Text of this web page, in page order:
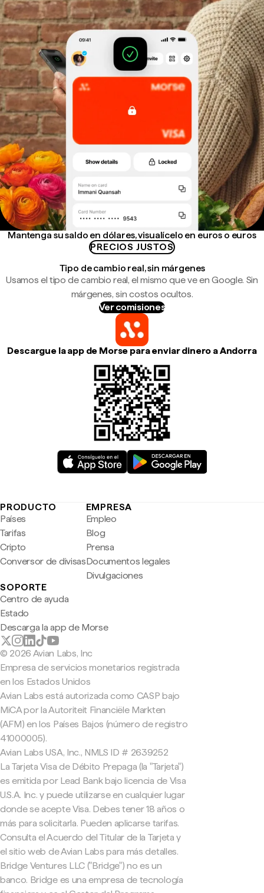
Mantenga su saldo en dólares, visualícelo en euros o euros
PRECIOS JUSTOS
Tipo de cambio real, sin márgenes
Usamos el tipo de cambio real, el mismo que ve en Google. Sin
márgenes, sin costos ocultos.
Ver comisiones
Descargue la app de Morse para enviar dinero a Andorra
PRODUCTO
Países
Tarifas
Cripto
Conversor de divisas
EMPRESA
Empleo
Blog
Prensa
Documentos legales
Divulgaciones
SOPORTE
Centro de ayuda
Estado
Descarga la app de Morse
© 2026 Avian Labs, Inc
Empresa de servicios monetarios registrada
en los Estados Unidos
Avian Labs está autorizada como CASP bajo
MiCA por la Autoriteit Financiële Markten
(AFM) en los Países Bajos (número de registro
41000005).
Avian Labs USA, Inc., NMLS ID # 2639252
La Tarjeta Visa de Débito Prepaga (la "Tarjeta")
es emitida por Lead Bank bajo licencia de Visa
U.S.A. Inc. y puede utilizarse en cualquier lugar
donde se acepte Visa. Debes tener 18 años o
más para solicitarla. Pueden aplicarse tarifas.
Consulta el Acuerdo del Titular de la Tarjeta y
el sitio web de Avian Labs para más detalles.
Bridge Ventures LLC ("Bridge") no es un
banco. Bridge es una empresa de tecnología